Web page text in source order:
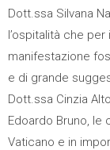
Dott.ssa Silvana
l’ospitalità che
manifestazione
e di grande
Dott.ssa Cinzia
Edoardo Bruno,
Vaticano e in